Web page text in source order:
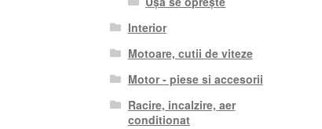
Interior
Motoare, cutii de viteze
Motor - piese si accesorii
Racire, incalzire, aer
conditionat